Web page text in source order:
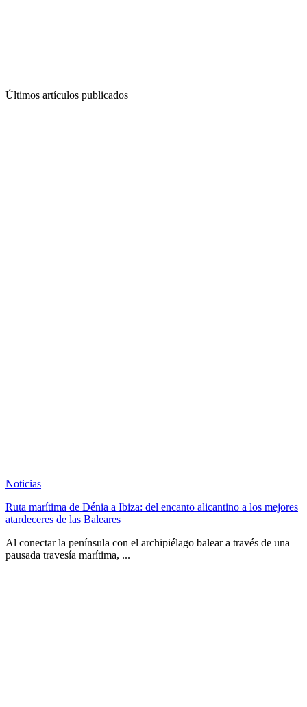
Últimos artículos publicados
Noticias
Ruta marítima de Dénia a Ibiza: del encanto alicantino a los mejores
atardeceres de las Baleares
Al conectar la península con el archipiélago balear a través de una
pausada travesía marítima, ...